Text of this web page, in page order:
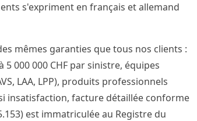
s'expriment en français et allemand
mêmes garanties que tous nos clients :
000 000 CHF par sinistre, équipes
LAA, LPP), produits professionnels
insatisfaction, facture détaillée conforme
est immatriculée au Registre du